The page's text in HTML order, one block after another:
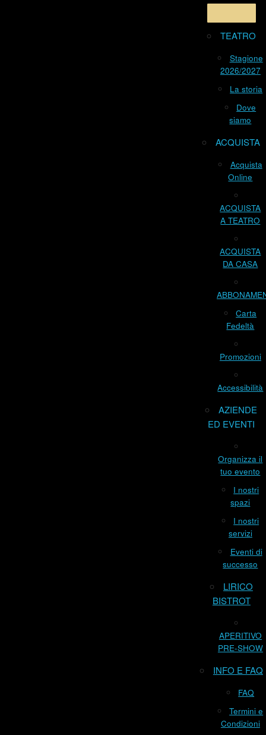
TEATRO
Stagione
2026/2027
La storia
Dove
siamo
ACQUISTA
Acquista
Online
ACQUISTA
A TEATRO
ACQUISTA
DA CASA
Carta
Fedeltà
Promozioni
Accessibilità
AZIENDE
ED EVENTI
Organizza il
tuo evento
I nostri
spazi
I nostri
servizi
Eventi di
successo
LIRICO
BISTROT
APERITIVO
PRE-SHOW
INFO E FAQ
FAQ
Termini e
Condizioni